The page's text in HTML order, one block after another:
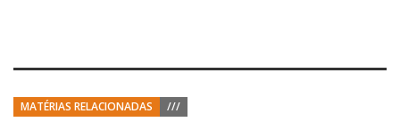
MATÉRIAS RELACIONADAS ///